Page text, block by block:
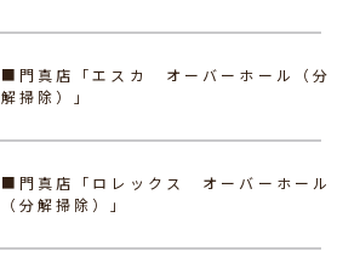
■門真店「エスカ オーバーホール（分
解掃除）」
■門真店「ロレックス オーバーホール
（分解掃除）」